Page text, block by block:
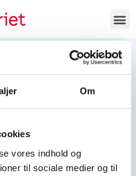
Om
vores indhold og
til sociale medier og til
og støt
til:
FDF’ere, m.fl.